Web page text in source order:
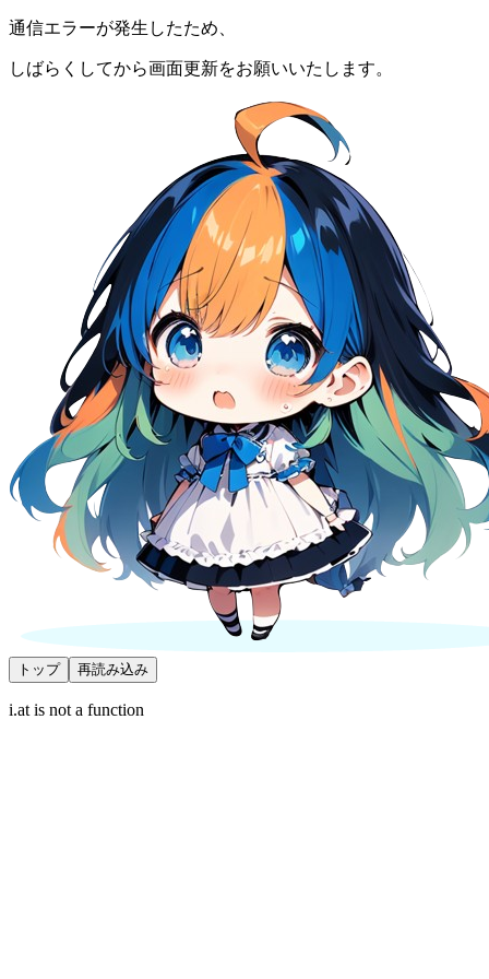
通信エラーが発生したため、
しばらくしてから画面更新をお願いいたします。
トップ 再読み込み
i.at is not a function